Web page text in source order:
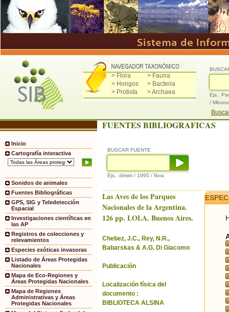
> Flora
> Fauna
> Hongos
> Bacteria
> Protista
> Archaea
Ejs.:
/
Inicio
Cartografía interactiva
Sonidos de animales
Fuentes Bibliográficas
GPS, SIG y Teledetección
Espacial
Investigaciones científicas en
las AP
Registros de colecciones y
relevamientos
Especies exóticas invasoras
Listado de Áreas Protegidas
Nacionales
Mapa de Eco-Regiones y
Áreas Protegidas Nacionales
Mapa de Regiones
Administrativas y Áreas
Protegidas Nacionales
FUENTES BIBLIOGRAFICAS
BUSCAR FUENTE
Ejs.: dimitri / 1995 / flora
Las Aves de los Parques
Nacionales de la Argentina.
126 pp. LOLA. Buenos Aires.
Chebez, J.C., Rey, N.R.,
Babarskas & A.G. Di Giacomo
Publicación
Localización física del
documento :
BIBLIOTECA ALSINA